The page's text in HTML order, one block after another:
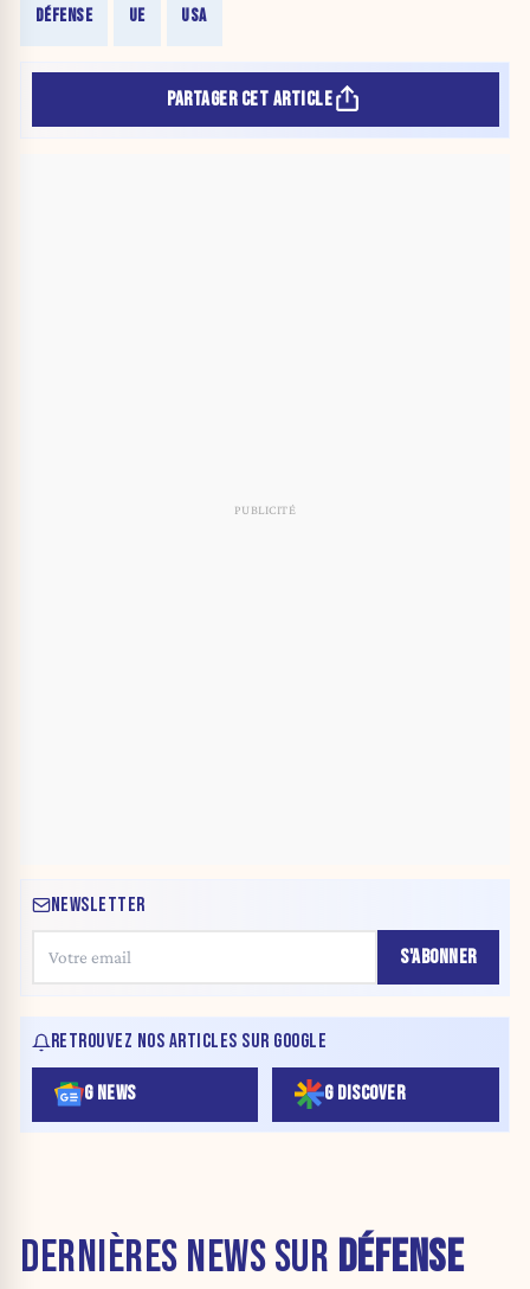
DÉFENSE UE USA
PARTAGER CET ARTICLE
NEWSLETTER
S'ABONNER
RETROUVEZ NOS ARTICLES SUR GOOGLE
G NEWS G DISCOVER
DERNIÈRES NEWS SUR DÉFENSE